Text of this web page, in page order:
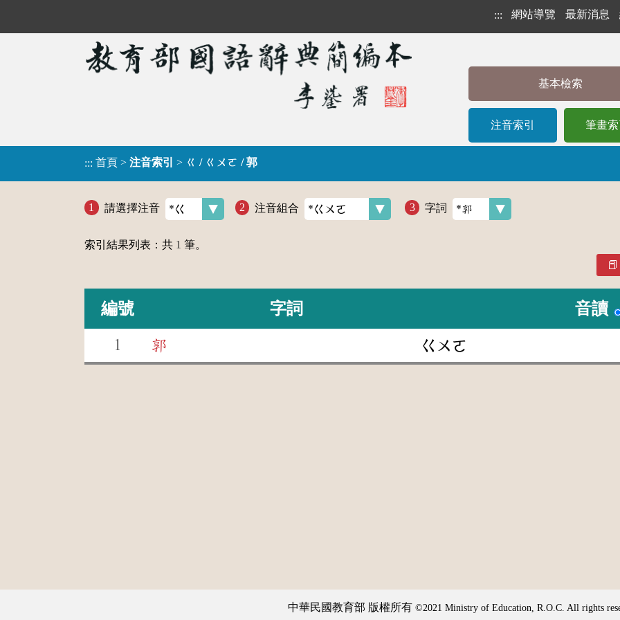
::: 網站導覽 最新消息
基本檢索
注音索引 筆畫索
::: 首頁 > 注音索引 > ㄍ / ㄍㄨㄛ / 郭
請選擇注音 注音組合 字詞
索引結果列表：共 1 筆。
編號 字詞 音讀
1 郭 ㄍㄨㄛ
中華民國教育部 版權所有 ©2021 Ministry of Education, R.O.C. All rights